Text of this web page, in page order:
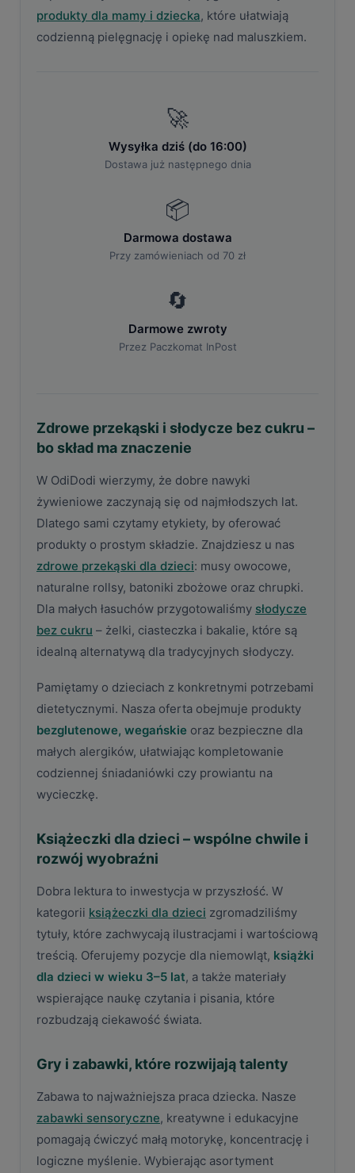
produkty dla mamy i dziecka, które ułatwiają
codzienną pielęgnację i opiekę nad maluszkiem.
🚀
Wysyłka dziś (do 16:00)
Dostawa już następnego dnia
📦
Darmowa dostawa
Przy zamówieniach od 70 zł
🔄
Darmowe zwroty
Przez Paczkomat InPost
Zdrowe przekąski i słodycze bez cukru –
bo skład ma znaczenie
W OdiDodi wierzymy, że dobre nawyki
żywieniowe zaczynają się od najmłodszych lat.
Dlatego sami czytamy etykiety, by oferować
produkty o prostym składzie. Znajdziesz u nas
zdrowe przekąski dla dzieci: musy owocowe,
naturalne rollsy, batoniki zbożowe oraz chrupki.
Dla małych łasuchów przygotowaliśmy słodycze
bez cukru – żelki, ciasteczka i bakalie, które są
idealną alternatywą dla tradycyjnych słodyczy.
Pamiętamy o dzieciach z konkretnymi potrzebami
dietetycznymi. Nasza oferta obejmuje produkty
bezglutenowe, wegańskie oraz bezpieczne dla
małych alergików, ułatwiając kompletowanie
codziennej śniadaniówki czy prowiantu na
wycieczkę.
Książeczki dla dzieci – wspólne chwile i
rozwój wyobraźni
Dobra lektura to inwestycja w przyszłość. W
kategorii książeczki dla dzieci zgromadziliśmy
tytuły, które zachwycają ilustracjami i wartościową
treścią. Oferujemy pozycje dla niemowląt, książki
dla dzieci w wieku 3–5 lat, a także materiały
wspierające naukę czytania i pisania, które
rozbudzają ciekawość świata.
Gry i zabawki, które rozwijają talenty
Zabawa to najważniejsza praca dziecka. Nasze
zabawki sensoryczne, kreatywne i edukacyjne
pomagają ćwiczyć małą motorykę, koncentrację i
logiczne myślenie. Wybierając asortyment